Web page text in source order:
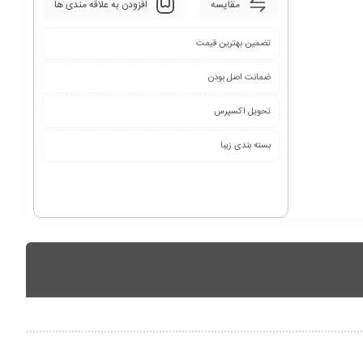
مقایسه افزودن به علاقه مندی ها
تضمین بهترین قیمت
ضمانت اصل بودن
تحویل اکسپرس
بسته بندی زیبا